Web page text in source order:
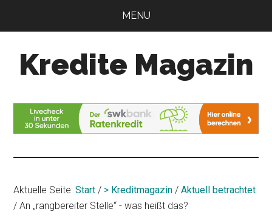
MENU
Kredite Magazin
für
Ihren
Kredit
Aktuelle Seite:Start / > Kreditmagazin / Aktuell betrachtet
/ An „rangbereiter Stelle“ - was heißt das?